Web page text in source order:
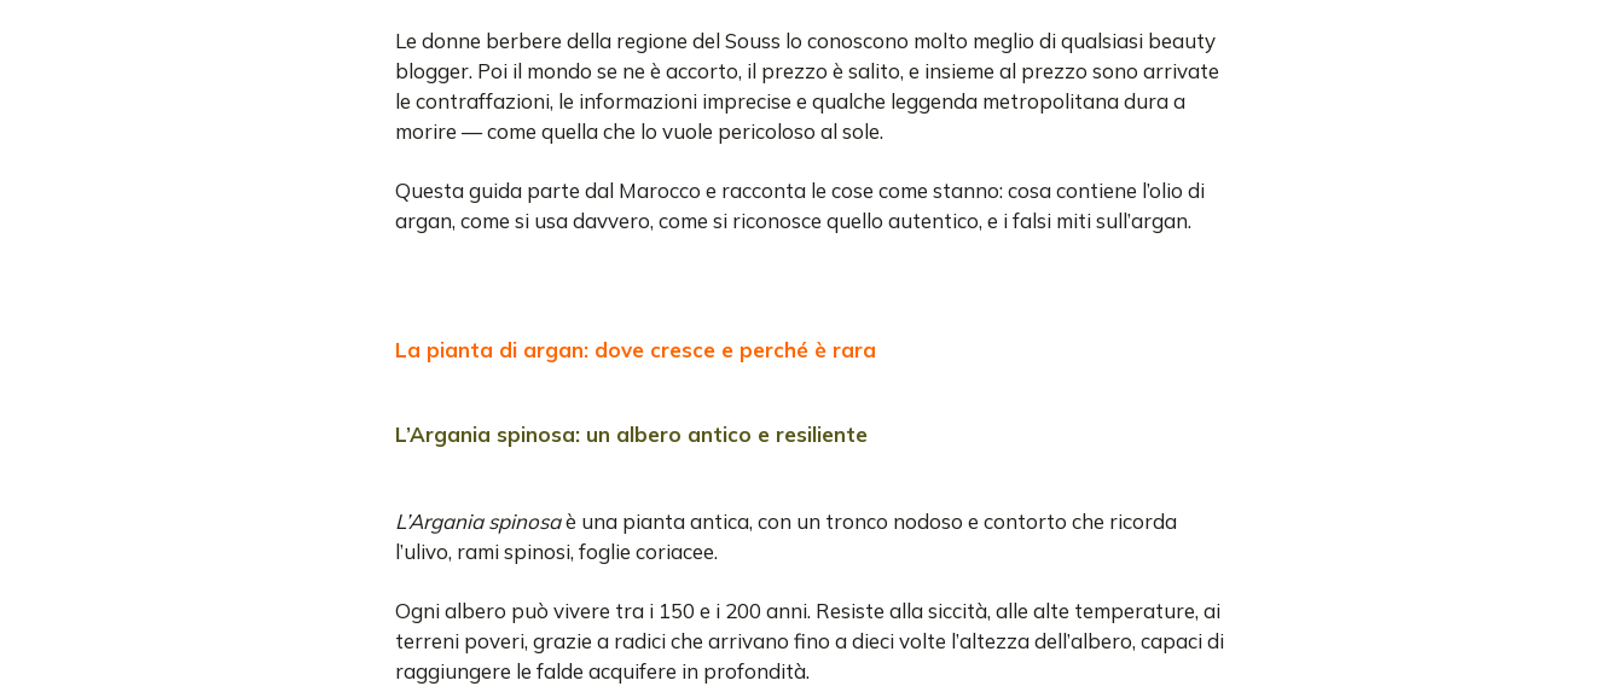
Le donne berbere della regione del Souss lo conoscono molto meglio di qualsiasi beauty
blogger. Poi il mondo se ne è accorto, il prezzo è salito, e insieme al prezzo sono arrivate
le contraffazioni, le informazioni imprecise e qualche leggenda metropolitana dura a
morire — come quella che lo vuole pericoloso al sole.
Questa guida parte dal Marocco e racconta le cose come stanno: cosa contiene l’olio di
argan, come si usa davvero, come si riconosce quello autentico, e i falsi miti sull’argan.
La pianta di argan: dove cresce e perché è rara
L’Argania spinosa: un albero antico e resiliente
L’Argania spinosaè una pianta antica, con un tronco nodoso e contorto che ricorda
l’ulivo, rami spinosi, foglie coriacee.
Ogni albero può vivere tra i 150 e i 200 anni. Resiste alla siccità, alle alte temperature, ai
terreni poveri, grazie a radici che arrivano fino a dieci volte l’altezza dell’albero, capaci di
raggiungere le falde acquifere in profondità.